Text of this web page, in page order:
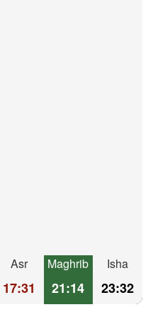
Asr
17:31
Maghrib
21:14
Isha
23:32